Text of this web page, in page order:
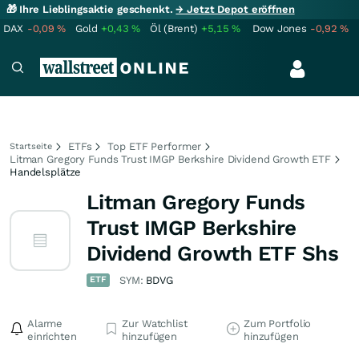
🎁 Ihre Lieblingsaktie geschenkt.→ Jetzt Depot eröffnen
DAX -0,09% Gold +0,43% Öl (Brent) +5,15% Dow Jones -0,92%
Startseite ETFs
Top ETF Performer
Litman Gregory Funds Trust IMGP Berkshire Dividend Growth ETF
Handelsplätze
Litman Gregory Funds
Trust IMGP Berkshire
Dividend Growth ETF Shs
ETF SYM: BDVG
Alarme
einrichten
Zur Watchlist
hinzufügen
Zum Portfolio
hinzufügen